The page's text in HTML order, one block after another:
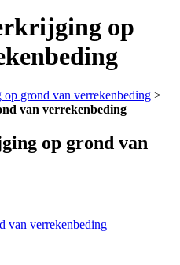
op
grond van verrekenbeding >
van verrekenbeding
op grond van
van verrekenbeding